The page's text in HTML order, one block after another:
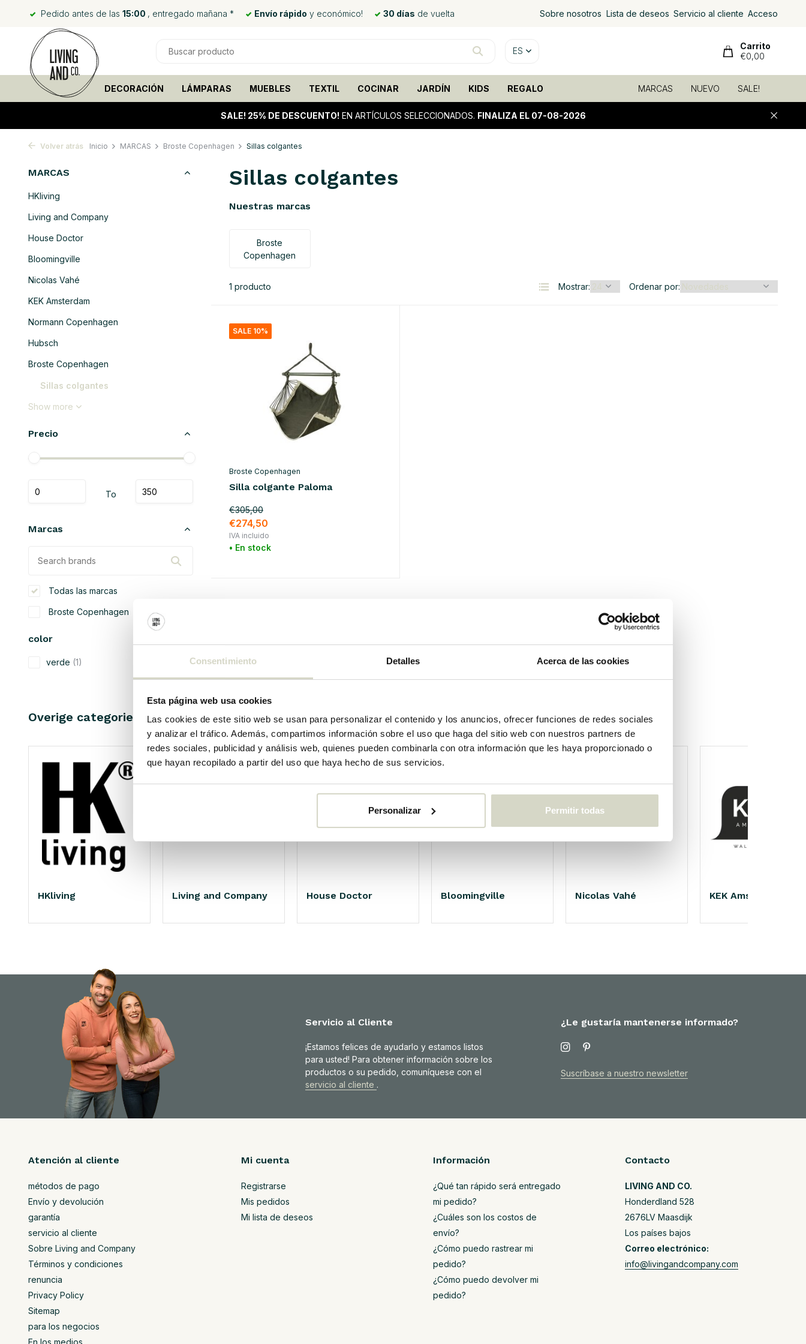
Consentimiento Detalles Acerca de las cookies
Esta página web usa cookies
Las cookies de este sitio web se usan para personalizar el contenido y los anuncios, ofrecer funciones de redes sociales
y analizar el tráfico. Además, compartimos información sobre el uso que haga del sitio web con nuestros partners de
redes sociales, publicidad y análisis web, quienes pueden combinarla con otra información que les haya proporcionado o
que hayan recopilado a partir del uso que haya hecho de sus servicios.
Personalizar Permitir todas
Pedido antes de las 15:00 , entregado mañana * Envío rápido y económico! 30 días de vuelta Sobre nosotros Lista de deseos Servicio al cliente Acceso
ES
Carrito
€0,00
DECORACIÓN LÁMPARAS MUEBLES TEXTIL COCINAR JARDÍN KIDS REGALO MARCAS NUEVO SALE!
SALE! 25% DE DESCUENTO! EN ARTÍCULOS SELECCIONADOS. FINALIZA EL 07-08-2026
Volver atrás Inicio MARCAS Broste Copenhagen Sillas colgantes
MARCAS
HKliving
Living and Company
House Doctor
Bloomingville
Nicolas Vahé
KEK Amsterdam
Normann Copenhagen
Hubsch
Broste Copenhagen
Sillas colgantes
Show more
Precio
To
Marcas
Todas las marcas
Broste Copenhagen
color
verde (1)
algodón
Sillas colgantes
Nuestras marcas
Broste
Copenhagen
1 producto Mostrar: Ordenar por:
SALE 10%
Broste Copenhagen
Silla colgante Paloma
€305,00
€274,50
IVA incluido
• En stock
Overige categorieën in MARCAS
HKliving Living and Company House Doctor Bloomingville Nicolas Vahé KEK Amsterdam
Servicio al Cliente
¡Estamos felices de ayudarlo y estamos listos
para usted! Para obtener información sobre los
productos o su pedido, comuníquese con el
servicio al cliente .
¿Le gustaría mantenerse informado?
Suscríbase a nuestro newsletter
Atención al cliente
métodos de pago
Envío y devolución
garantía
servicio al cliente
Sobre Living and Company
Términos y condiciones
renuncia
Privacy Policy
Sitemap
para los negocios
En los medios
Mi cuenta
Registrarse
Mis pedidos
Mi lista de deseos
Información
¿Qué tan rápido será entregado
mi pedido?
¿Cuáles son los costos de
envío?
¿Cómo puedo rastrear mi
pedido?
¿Cómo puedo devolver mi
pedido?
Contacto
LIVING AND CO.
Honderdland 528
2676LV Maasdijk
Los países bajos
Correo electrónico:
info@livingandcompany.com